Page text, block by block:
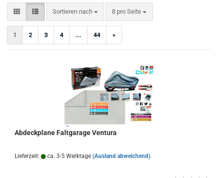
Sortieren nach
Sortieren nach 8 pro Seite
pro Seite
1 2 3 4 ... 44 »
Abdeckplane Faltgarage Ventura
Lieferzeit: ca. 3-5 Werktage (Ausland abweichend)